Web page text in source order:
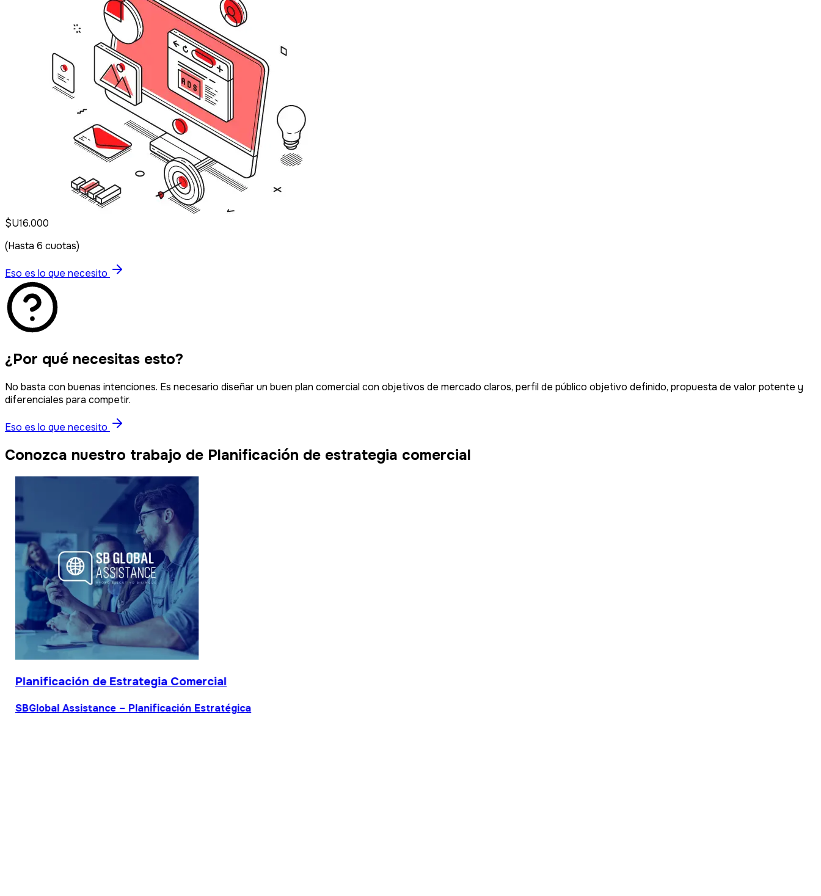
$U16.000
(Hasta 6 cuotas)
Eso es lo que necesito
¿Por qué necesitas esto?
No basta con buenas intenciones. Es necesario diseñar un buen plan comercial con objetivos de mercado claros, perfil de público objetivo definido, propuesta de valor potente y
diferenciales para competir.
Eso es lo que necesito
Conozca nuestro trabajo de Planificación de estrategia comercial
Planificación de Estrategia Comercial
SBGlobal Assistance – Planificación Estratégica